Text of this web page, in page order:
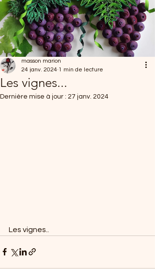
Les vignes...
masson marion
24 janv. 2024 1 min de lecture
Dernière mise à jour : 27 janv. 2024
Les vignes..